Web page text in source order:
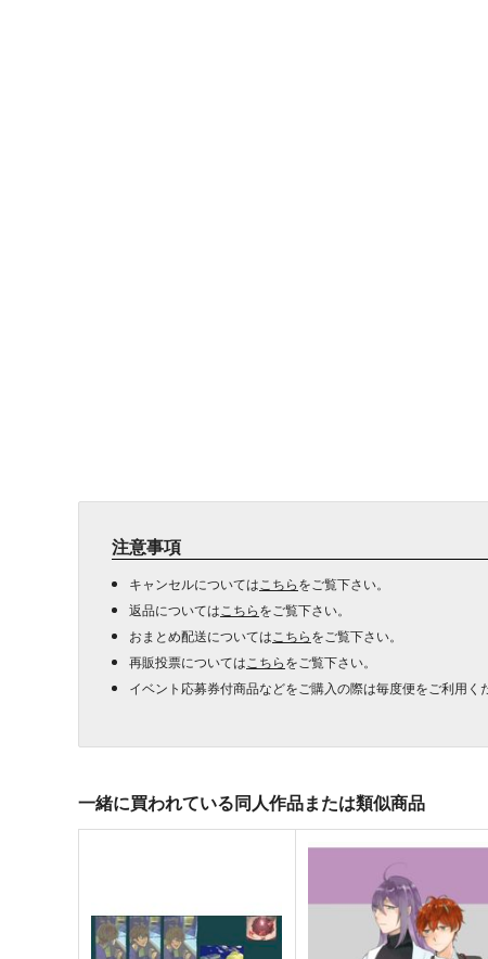
注意事項
キャンセルについては こちらをご覧下さい。
返品については こちらをご覧下さい。
おまとめ配送については こちらをご覧下さい。
再販投票については こちらをご覧下さい。
イベント応募券付商品などをご購入の際は毎度便をご利用く
一緒に買われている同人作品または類似商品